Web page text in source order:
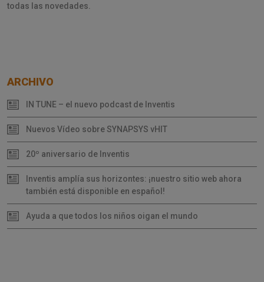
ARCHIVO
IN TUNE – el nuevo podcast de Inventis
Nuevos Vídeo sobre SYNAPSYS vHIT
20º aniversario de Inventis
Inventis amplía sus horizontes: ¡nuestro sitio web ahora
también está disponible en español!
Ayuda a que todos los niños oigan el mundo
todas las novedades.